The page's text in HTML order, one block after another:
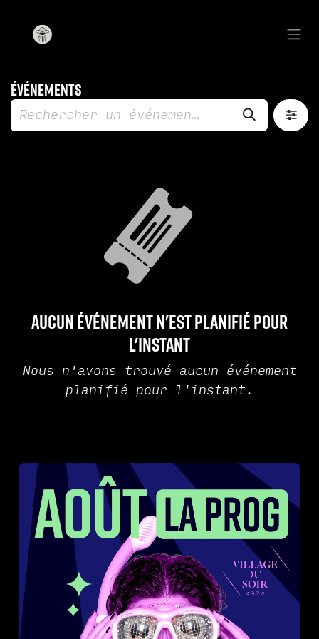
Événements
Aucun événement n'est planifié pour
l'instant
Nous n'avons trouvé aucun événement
planifié pour l'instant.